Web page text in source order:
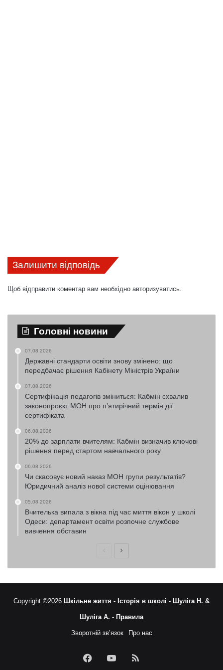
Залишити відповідь
Щоб відправити коментар вам необхідно авторизуватись.
Головні новини
07.08.2026
Державні стандарти освіти знову змінено: що
передбачає рішення Кабінету Міністрів України
07.08.2026
Сертифікація педагогів зміниться: Кабмін схвалив
законопроєкт МОН про п’ятирічний термін дії
сертифіката
06.08.2026
20% до зарплати вчителям: Кабмін визначив ключові
рішення перед стартом навчального року
06.08.2026
Чи скасовує новий наказ МОН групи результатів?
Юридичний аналіз нової системи оцінювання
05.08.2026
Вчителька випала з вікна під час миття вікон у школі
Одеси: департамент освіти розпочне службове
вивчення обставин
ПопередняНаступна
Copyright ©2026 Шкільне життя - Історія в школі - Шуліга Н. &
Шуліга А. - Правила
Зворотній зв’язок Про нас
FacebookYouTubeRSS